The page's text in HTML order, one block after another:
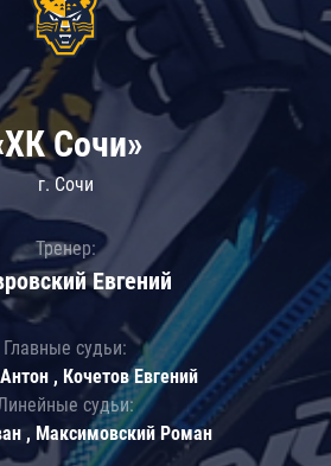
Сочи»
г. Сочи
Тренер:
Евгений
Главные судьи:
, Кочетов Евгений
судьи:
, Максимовский Роман